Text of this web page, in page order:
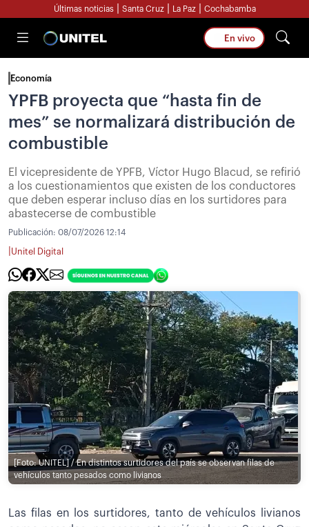
Últimas noticias Santa Cruz La Paz Cochabamba
En vivo
Economía
YPFB proyecta que “hasta fin de
mes” se normalizará distribución de
combustible
El vicepresidente de YPFB, Víctor Hugo Blacud, se refirió
a los cuestionamientos que existen de los conductores
que deben esperar incluso días en los surtidores para
abastecerse de combustible
Publicación: 08/07/2026 12:14
Unitel Digital
[Foto: UNITEL] / En distintos surtidores del país se observan filas de
vehículos tanto pesados como livianos
Las filas en los surtidores, tanto de vehículos livianos